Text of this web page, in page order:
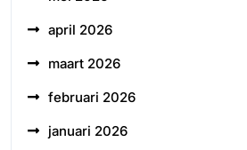
april 2026
maart 2026
februari 2026
januari 2026